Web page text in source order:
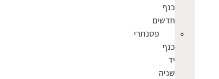
כנף
חדשים
פסנתרי
כנף
יד
שניה